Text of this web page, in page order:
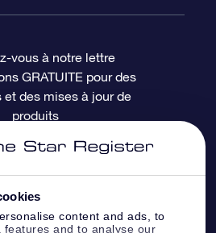
content and ads, to
features and to analyse our
posées
étoiles
paiement
vous à notre lettre
GRATUITE pour des
et des mises à jour de
produits